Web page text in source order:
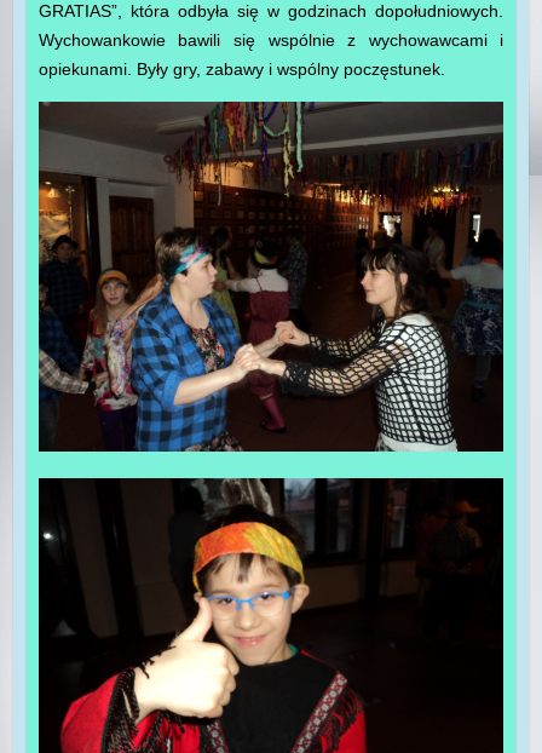
GRATIAS”, która odbyła się w godzinach dopołudniowych.
Wychowankowie bawili się wspólnie z wychowawcami i
opiekunami. Były gry, zabawy i wspólny poczęstunek.